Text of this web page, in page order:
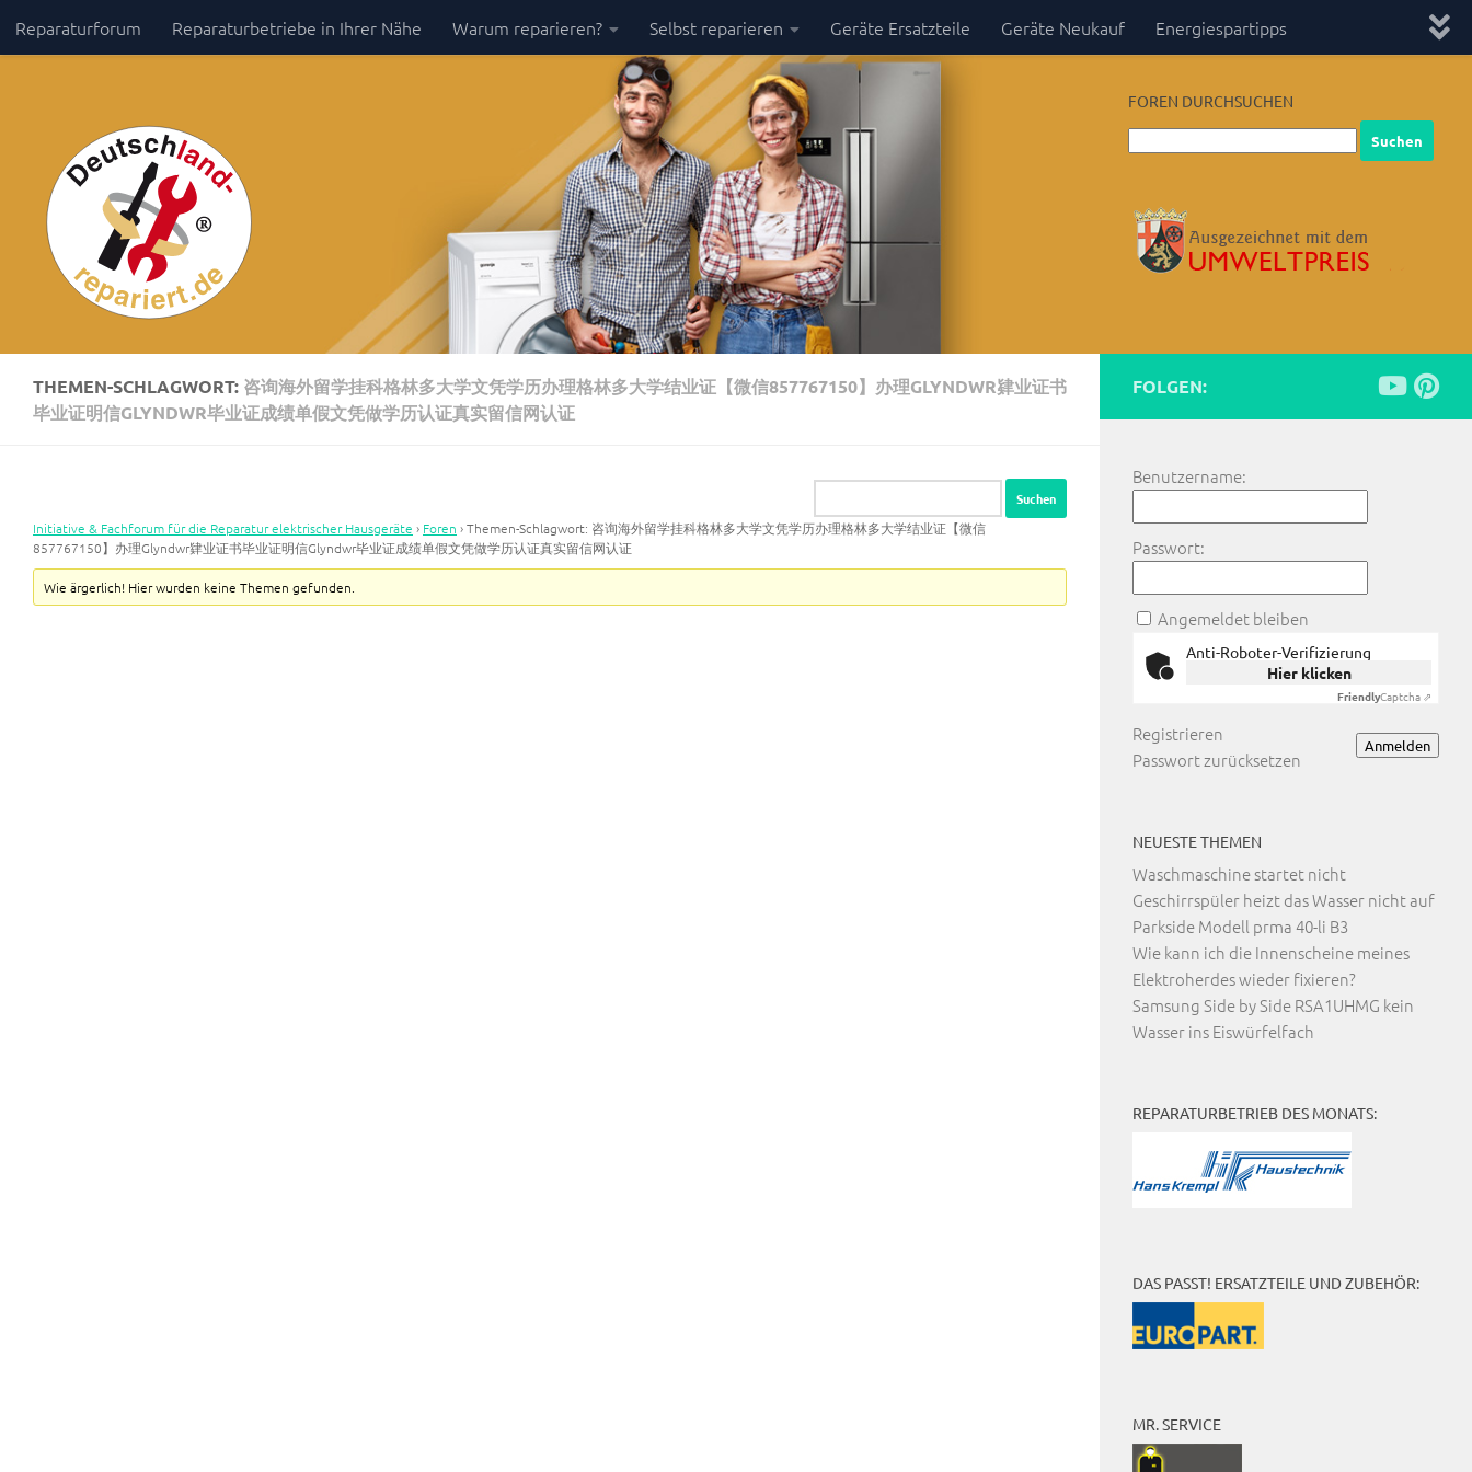
Zum Inhalt springen
Reparaturforum Reparaturbetriebe in Ihrer Nähe Warum reparieren? Selbst reparieren Geräte Ersatzteile Geräte Neukauf Energiespartipps
FOREN DURCHSUCHEN
THEMEN-SCHLAGWORT: 咨询海外留学挂科格林多大学文凭学历办理格林多大学结业证【微信857767150】办理GLYNDWR肄业证书
毕业证明信GLYNDWR毕业证成绩单假文凭做学历认证真实留信网认证
Initiative & Fachforum für die Reparatur elektrischer Hausgeräte › Foren ›Themen-Schlagwort: 咨询海外留学挂科格林多大学文凭学历办理格林多大学结业证【微信
857767150】办理Glyndwr肄业证书毕业证明信Glyndwr毕业证成绩单假文凭做学历认证真实留信网认证
Wie ärgerlich! Hier wurden keine Themen gefunden.
FOLGEN:
Benutzername:
Passwort:
Angemeldet bleiben
Anti-Roboter-Verifizierung
Hier klicken
FriendlyCaptcha ⇗
Anmelden
Registrieren
Passwort zurücksetzen
NEUESTE THEMEN
Waschmaschine startet nicht
Geschirrspüler heizt das Wasser nicht auf
Parkside Modell prma 40-li B3
Wie kann ich die Innenscheine meines
Elektroherdes wieder fixieren?
Samsung Side by Side RSA1UHMG kein
Wasser ins Eiswürfelfach
REPARATURBETRIEB DES MONATS:
DAS PASST! ERSATZTEILE UND ZUBEHÖR:
MR. SERVICE